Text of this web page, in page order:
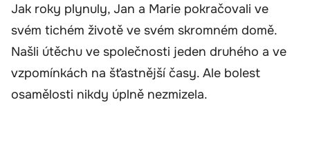
Jak roky plynuly, Jan a Marie pokračovali ve
svém tichém životě ve svém skromném domě.
Našli útěchu ve společnosti jeden druhého a ve
vzpomínkách na šťastnější časy. Ale bolest
osamělosti nikdy úplně nezmizela.